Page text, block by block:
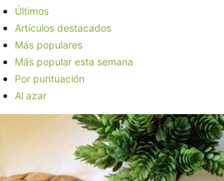
Últimos
Artículos destacados
Más populares
Más popular esta semana
Por puntuación
Al azar